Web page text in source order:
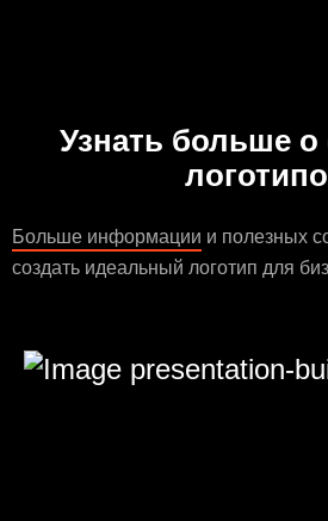
Узнать больше о
Больше информации и полезных
создать идеальный логотип для